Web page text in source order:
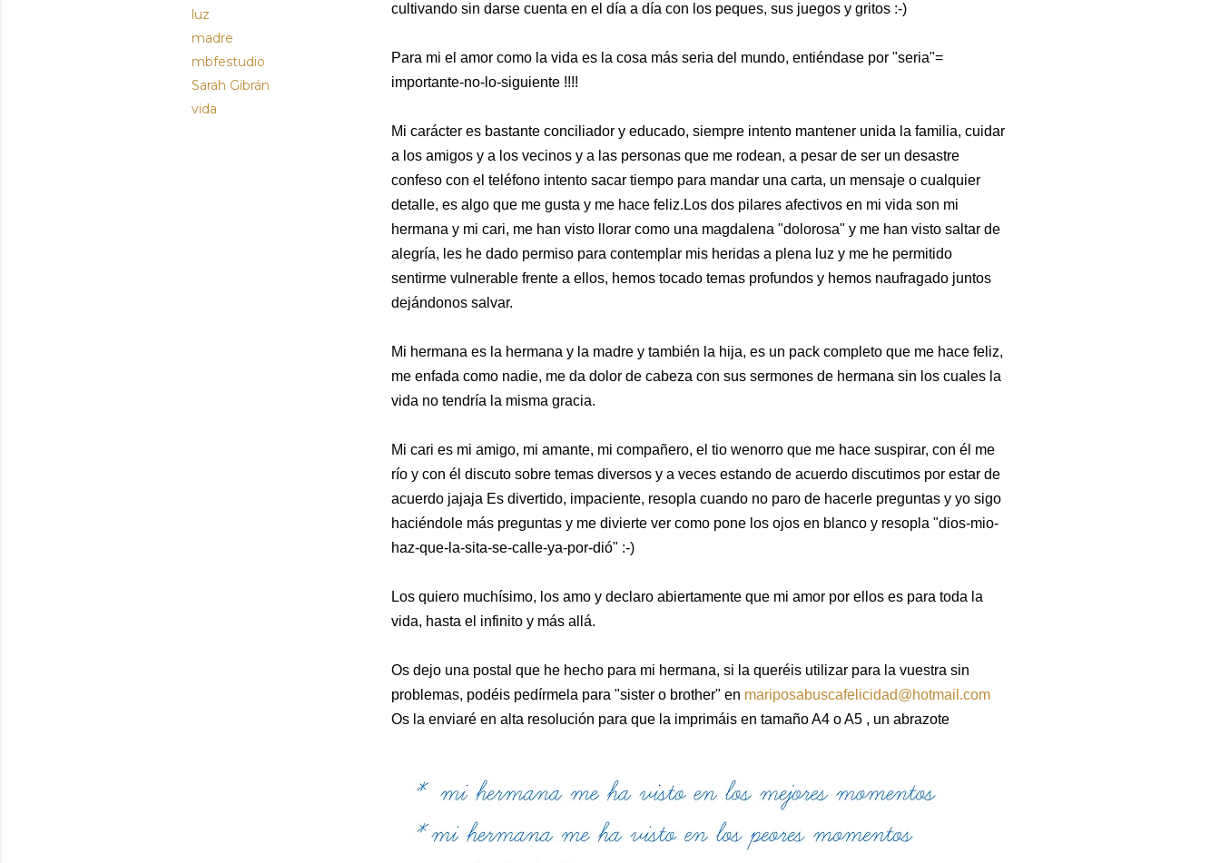
luz
madre
mbfestudio
Sarah Gibrán
vida
cultivando sin darse cuenta en el día a día con los peques, sus juegos y gritos :-)
Para mi el amor como la vida es la cosa más seria del mundo, entiéndase por "seria"=
importante-no-lo-siguiente !!!!
Mi carácter es bastante conciliador y educado, siempre intento mantener unida la familia, cuidar
a los amigos y a los vecinos y a las personas que me rodean, a pesar de ser un desastre
confeso con el teléfono intento sacar tiempo para mandar una carta, un mensaje o cualquier
detalle, es algo que me gusta y me hace feliz.Los dos pilares afectivos en mi vida son mi
hermana y mi cari, me han visto llorar como una magdalena "dolorosa" y me han visto saltar de
alegría, les he dado permiso para contemplar mis heridas a plena luz y me he permitido
sentirme vulnerable frente a ellos, hemos tocado temas profundos y hemos naufragado juntos
dejándonos salvar.
Mi hermana es la hermana y la madre y también la hija, es un pack completo que me hace feliz,
me enfada como nadie, me da dolor de cabeza con sus sermones de hermana sin los cuales la
vida no tendría la misma gracia.
Mi cari es mi amigo, mi amante, mi compañero, el tio wenorro que me hace suspirar, con él me
río y con él discuto sobre temas diversos y a veces estando de acuerdo discutimos por estar de
acuerdo jajaja Es divertido, impaciente, resopla cuando no paro de hacerle preguntas y yo sigo
haciéndole más preguntas y me divierte ver como pone los ojos en blanco y resopla "dios-mio-
haz-que-la-sita-se-calle-ya-por-dió" :-)
Los quiero muchísimo, los amo y declaro abiertamente que mi amor por ellos es para toda la
vida, hasta el infinito y más allá.
Os dejo una postal que he hecho para mi hermana, si la queréis utilizar para la vuestra sin
problemas, podéis pedírmela para "sister o brother" en mariposabuscafelicidad@hotmail.com
Os la enviaré en alta resolución para que la imprimáis en tamaño A4 o A5 , un abrazote